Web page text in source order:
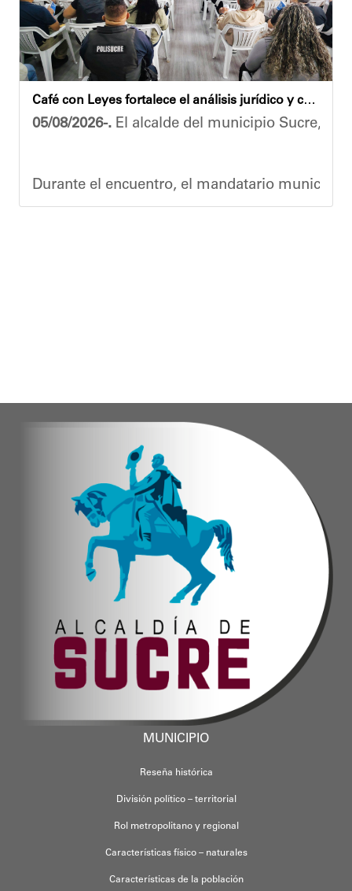
​Por su parte, el gobernador del estado
​"Tenemos un desafío en todo el estado
Finalmente, el ministro de Educación, Héctor
Esta jornada ratifica el esfuerzo articulado
Café con Leyes fortalece el análisis jurídico y constitucional en el municipio Sucre
05/08/2026-. El alcalde del municipio Sucre,
Durante el encuentro, el mandatario
Oskarina Rosso.
MUNICIPIO
Reseña histórica
División político – territorial
Rol metropolitano y regional
Características físico – naturales
Características de la población